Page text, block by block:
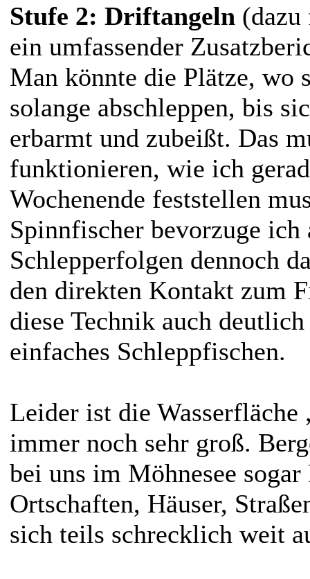
Stufe 2: Driftangeln
ein umfassender
Man könnte die Plätze, wo
solange abschleppen, bis
erbarmt und zubeißt. Das
funktionieren, wie ich
Wochenende feststellen
Spinnfischer bevorzuge ich
Schlepperfolgen dennoch
den direkten Kontakt zum
diese Technik auch
einfaches Schleppfischen.
Leider ist die Wasserfläche
immer noch sehr groß.
bei uns im Möhnesee sogar
Ortschaften, Häuser,
sich teils schrecklich weit